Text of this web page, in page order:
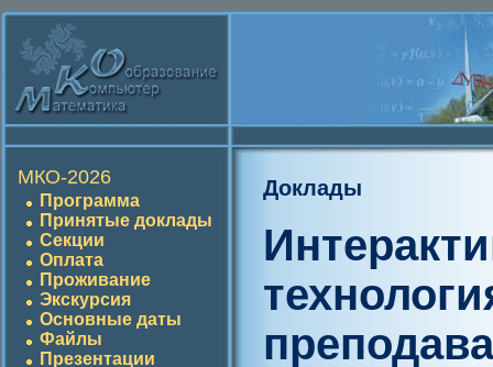
МКО-2026
Программа
Принятые доклады
Секции
Оплата
Проживание
Экскурсия
Основные даты
Файлы
Презентации
Доклады